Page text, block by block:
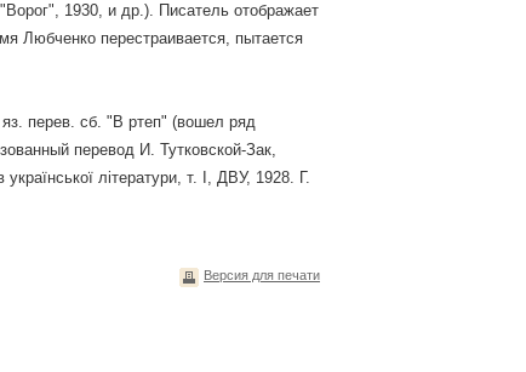
1930, и др.). Писатель отображает
Любченко перестраивается, пытается
перев. сб. "В ртеп" (вошел ряд
перевод И. Тутковской-Зак,
літератури, т. І, ДВУ, 1928. Г.
Версия для печати